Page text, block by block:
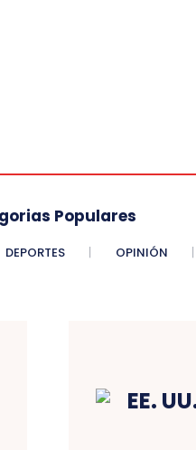
Populares
DEPORTES OPINIÓN